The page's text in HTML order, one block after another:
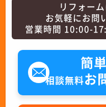
リフォー
お気軽にお問
営業時間 10:00-
簡
相談無料お